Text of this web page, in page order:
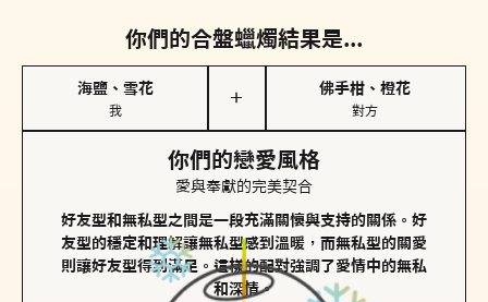
你們的合盤蠟燭結果是...
海鹽、雪花
我
＋
佛手柑、橙花
對方
你們的戀愛風格
愛與奉獻的完美契合
好友型和無私型之間是一段充滿關懷與支持的關係。好
友型的穩定和理解讓無私型感到溫暖，而無私型的關愛
則讓好友型得到滿足。這樣的配對強調了愛情中的無私
和深情。